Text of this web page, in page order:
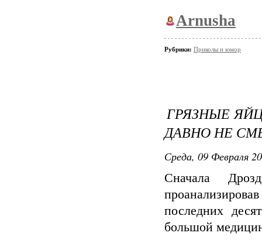
Arnusha
Рубрики: Приколы и юмор
ГРЯЗНЫЕ
ДАВНО НЕ
Среда, 09 Февраля
Сначала
последних
большой